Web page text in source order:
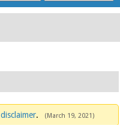
disclaimer. (March 19, 2021)